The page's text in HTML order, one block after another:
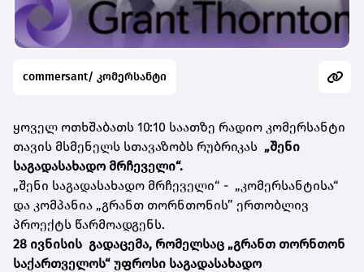
commersant/ კომერსანტი
ყოველ ოთხშაბათს 10:10 საათზე რადიო კომერსანტი
თავის მსმენელს სთავაზობს რუბრიკას „შენი
საგადასახადო მრჩეველი“.
„შენი საგადასახადო მრჩეველი“ - „კომერსანტისა“
და კომპანია „გრანთ თორნთონის” ერთობლივ
პროექტს წარმოადგენს.
28 ივნისის გადაცემა, რომელსაც „გრანთ თორნთონ
საქართველოს“ უფროსი საგადასახადო